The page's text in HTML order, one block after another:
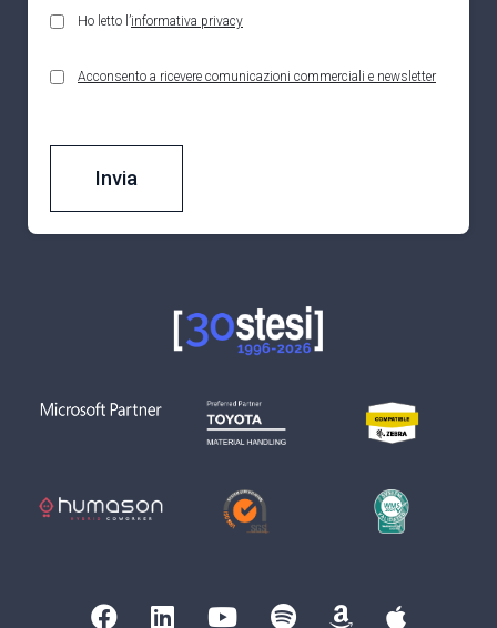
Ho letto l’informativa privacy
Acconsento a ricevere comunicazioni commerciali e newsletter